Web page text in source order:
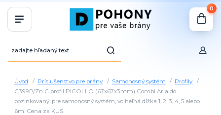
0
Úvod Príslušenstvo pre brány Samonosný systém
Profily
C399P/Zn C profil PICOLLO (67x67x3mm) Combi Arialdo
pozinkovaný, pre samonosný systém, voliteľná dĺžka 1, 2, 3, 4, 5 alebo
6m. Cena za KUS.